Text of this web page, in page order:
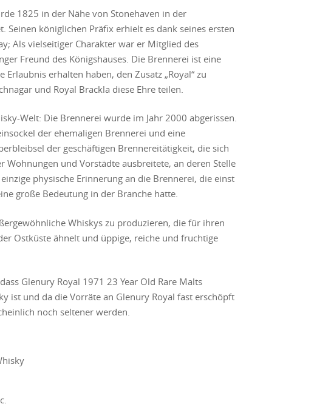
1825 in der Nähe von Stonehaven in der
Seinen königlichen Präfix erhielt es dank seines ersten
Als vielseitiger Charakter war er Mitglied des
Freund des Königshauses. Die Brennerei ist eine
erhalten haben, den Zusatz „Royal“ zu
und Royal Brackla diese Ehre teilen.
Welt: Die Brennerei wurde im Jahr 2000 abgerissen.
der ehemaligen Brennerei und eine
der geschäftigen Brennereitätigkeit, die sich
Wohnungen und Vorstädte ausbreitete, an deren Stelle
physische Erinnerung an die Brennerei, die einst
große Bedeutung in der Branche hatte.
Whiskys zu produzieren, die für ihren
Ostküste ähnelt und üppige, reiche und fruchtige
Glenury Royal 1971 23 Year Old Rare Malts
ist und da die Vorräte an Glenury Royal fast erschöpft
noch seltener werden.